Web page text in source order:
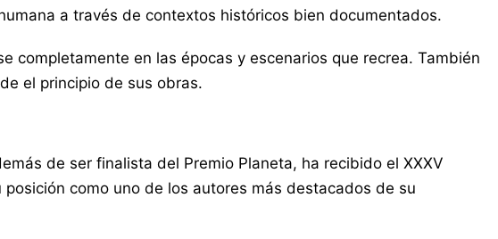
a través de contextos históricos bien documentados.
completamente en las épocas y escenarios que recrea. También
el principio de sus obras.
de ser finalista del Premio Planeta, ha recibido el XXXV
como uno de los autores más destacados de su